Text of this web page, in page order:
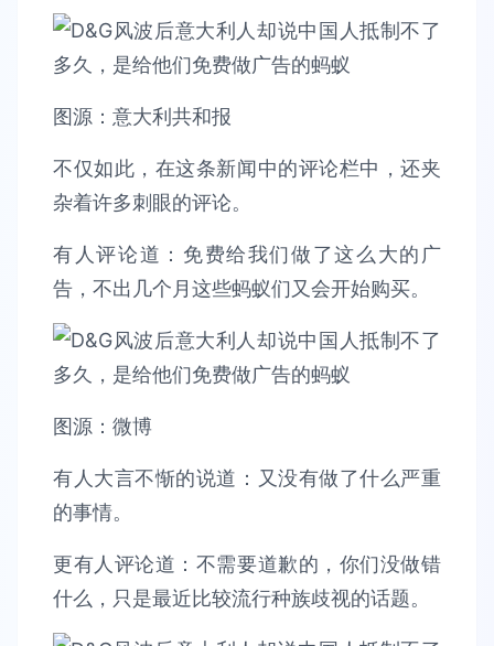
图源：意大利共和报
不仅如此，在这条新闻中的评论栏中，还夹
杂着许多刺眼的评论。
有人评论道：免费给我们做了这么大的广
告，不出几个月这些蚂蚁们又会开始购买。
图源：微博
有人大言不惭的说道：又没有做了什么严重
的事情。
更有人评论道：不需要道歉的，你们没做错
什么，只是最近比较流行种族歧视的话题。